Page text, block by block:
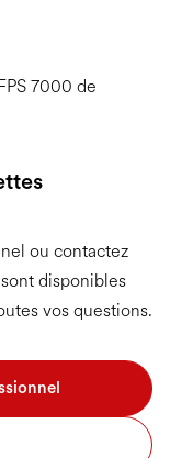
7000 de
ou contactez
disponibles
vos questions.